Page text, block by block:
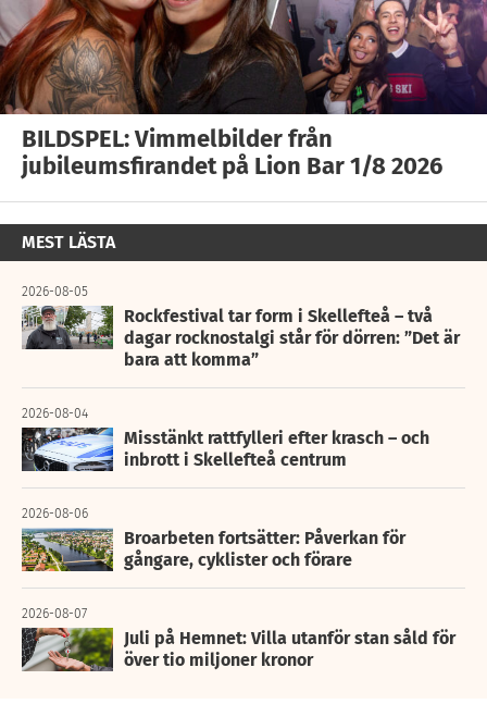
BILDSPEL: Vimmelbilder från
jubileumsfirandet på Lion Bar 1/8 2026
MEST LÄSTA
2026-08-05
Rockfestival tar form i Skellefteå – två
dagar rocknostalgi står för dörren: ”Det är
bara att komma”
2026-08-04
Misstänkt rattfylleri efter krasch – och
inbrott i Skellefteå centrum
2026-08-06
Broarbeten fortsätter: Påverkan för
gångare, cyklister och förare
2026-08-07
Juli på Hemnet: Villa utanför stan såld för
över tio miljoner kronor